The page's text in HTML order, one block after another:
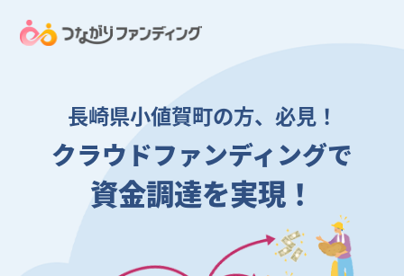
長崎県小値賀町の方、必見！
クラウドファンディングで
資金調達を実現！